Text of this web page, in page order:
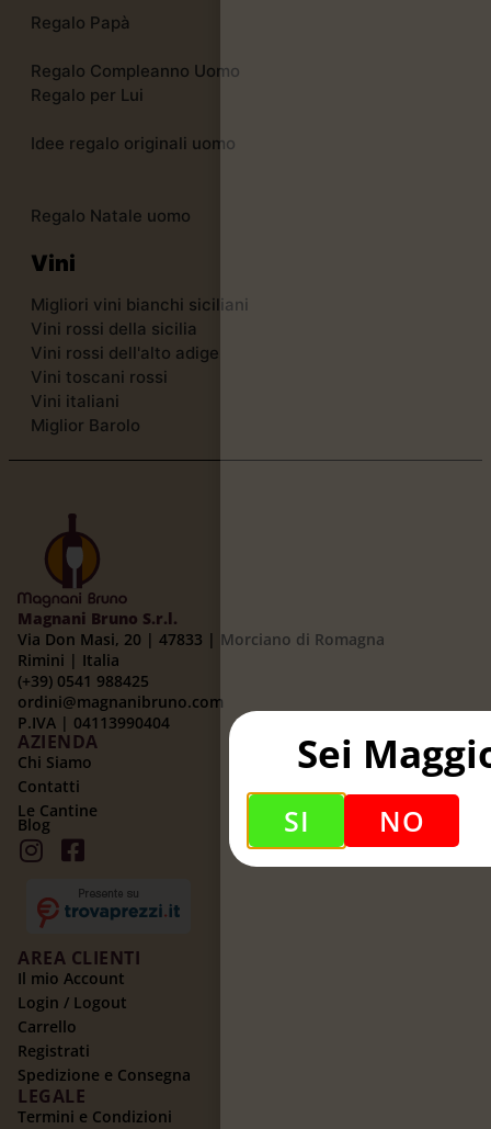
Regalo Papà
Regalo Compleanno Uomo
Regalo per Lui
Idee regalo originali uomo
Regalo Natale uomo
Vini
Migliori vini bianchi siciliani
Vini rossi della sicilia
Vini rossi dell'alto adige
Vini toscani rossi
Vini italiani
Miglior Barolo
Magnani Bruno S.r.l.
Via Don Masi, 20 | 47833 | Morciano di Romagna
Rimini | Italia
(+39) 0541 988425
ordini@magnanibruno.com
P.IVA | 04113990404
AZIENDA
Chi Siamo
Contatti
Le Cantine
Blog
AREA CLIENTI
Il mio Account
Login / Logout
Carrello
Registrati
Spedizione e Consegna
LEGALE
Termini e Condizioni
Sei
SI NO